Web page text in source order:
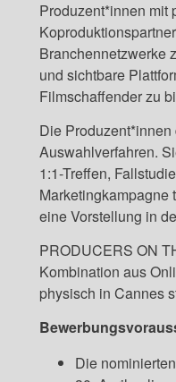
Produzent*innen mit
Branchennetzwerke
und sichtbare
Filmschaffender zu
Die
Auswahlverfahren.
1:1-Treffen,
Marketingkampagne
eine Vorstellung in
PRODUCERS ON
Kombination aus
physisch in Cannes
Die